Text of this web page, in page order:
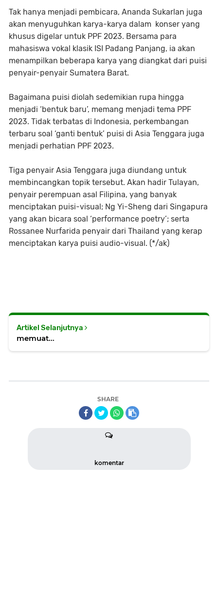
Tak hanya menjadi pembicara, Ananda Sukarlan juga
akan menyuguhkan karya-karya dalam konser yang
khusus digelar untuk PPF 2023. Bersama para
mahasiswa vokal klasik ISI Padang Panjang, ia akan
menampilkan beberapa karya yang diangkat dari puisi
penyair-penyair Sumatera Barat.
Bagaimana puisi diolah sedemikian rupa hingga
menjadi ‘bentuk baru’, memang menjadi tema PPF
2023. Tidak terbatas di Indonesia, perkembangan
terbaru soal ‘ganti bentuk’ puisi di Asia Tenggara juga
menjadi perhatian PPF 2023.
Tiga penyair Asia Tenggara juga diundang untuk
membincangkan topik tersebut. Akan hadir Tulayan,
penyair perempuan asal Filipina, yang banyak
menciptakan puisi-visual; Ng Yi-Sheng dari Singapura
yang akan bicara soal ‘performance poetry’; serta
Rossanee Nurfarida penyair dari Thailand yang kerap
menciptakan karya puisi audio-visual. (*/ak)
Artikel Selanjutnya
memuat...
SHARE
komentar